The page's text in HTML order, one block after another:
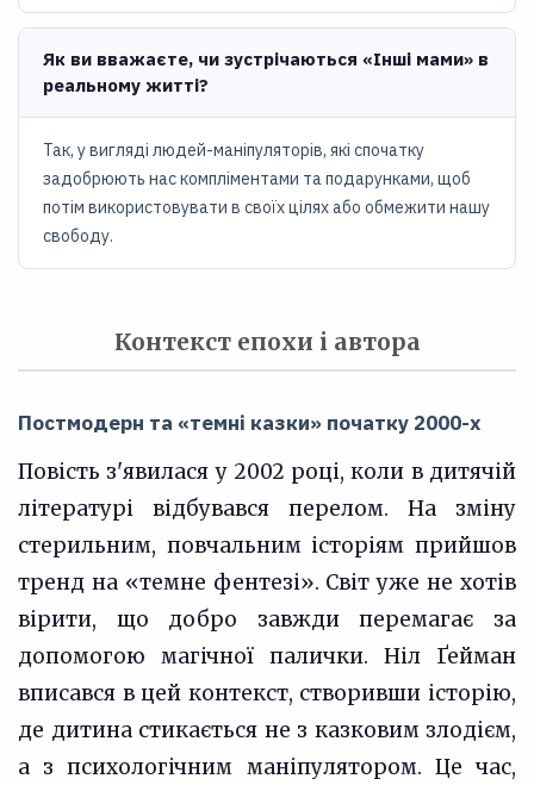
Як ви вважаєте, чи зустрічаються «Інші мами» в
реальному житті?
Так, у вигляді людей-маніпуляторів, які спочатку
задобрюють нас компліментами та подарунками, щоб
потім використовувати в своїх цілях або обмежити нашу
свободу.
Контекст епохи і автора
Постмодерн та «темні казки» початку 2000-х
Повість з'явилася у 2002 році, коли в дитячій
літературі відбувався перелом. На зміну
стерильним, повчальним історіям прийшов
тренд на «темне фентезі». Світ уже не хотів
вірити, що добро завжди перемагає за
допомогою магічної палички. Ніл Ґейман
вписався в цей контекст, створивши історію,
де дитина стикається не з казковим злодієм,
а з психологічним маніпулятором. Це час,